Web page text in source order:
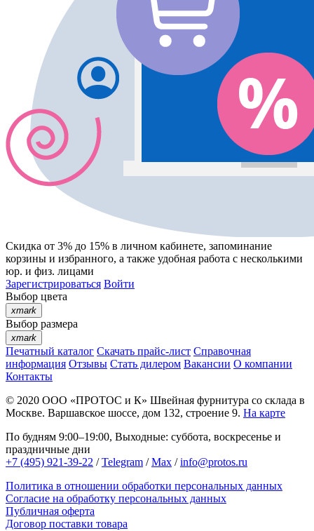
Скидка от 3% до 15% в личном кабинете, запоминание
корзины и избранного, а также удобная работа с несколькими
юр. и физ. лицами
Зарегистрироваться Войти
Выбор цвета
xmark
Выбор размера
xmark
Печатный каталог Скачать прайс-лист Справочная
информация Отзывы Стать дилером Вакансии О компании
Контакты
© 2020 ООО «ПРОТОС и К» Швейная фурнитура со склада в
Москве. Варшавское шоссе, дом 132, строение 9. На карте
По будням 9:00–19:00, Выходные: суббота, воскресенье и
праздничные дни
+7 (495) 921-39-22 /Telegram /Max /info@protos.ru
Политика в отношении обработки персональных данных
Согласие на обработку персональных данных
Публичная оферта
Договор поставки товара